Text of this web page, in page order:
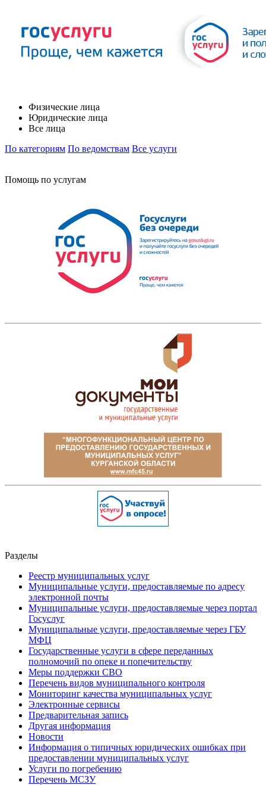
Физические лица
Юридические лица
Все лица
По категориям По ведомствам Все услуги
Помощь по услугам
Разделы
Реестр муниципальных услуг
Муниципальные услуги, предоставляемые по адресу
электронной почты
Муниципальные услуги, предоставляемые через портал
Госуслуг
Муниципальные услуги, предоставляемые через ГБУ
МФЦ
Государственные услуги в сфере переданных
полномочий по опеке и попечительству
Меры поддержки СВО
Перечень видов муниципального контроля
Мониторинг качества муниципальных услуг
Электронные сервисы
Предварительная запись
Другая информация
Новости
Информация о типичных юридических ошибках при
предоставлении муниципальных услуг
Услуги по погребению
Перечень МСЗУ